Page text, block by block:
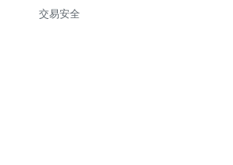
交易安全